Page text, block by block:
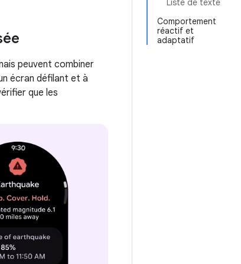
Liste de texte
Comportement
réactif et
adaptatif
peuvent combiner
écran défilant et à
que les